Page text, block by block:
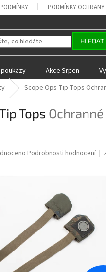
PODMÍNKY
HLEDAT
Akce Srpen
Scope Ops Tip Tops
Tops
Podrobnosti hodnocení